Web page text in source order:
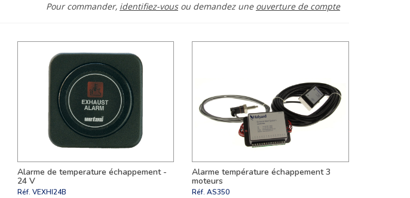
Pour commander, identifiez-vousou demandez une ouverture de compte
Alarme de temperature échappement -
24 V
Réf. VEXHI24B
Alarme température échappement 3
moteurs
Réf.AS350